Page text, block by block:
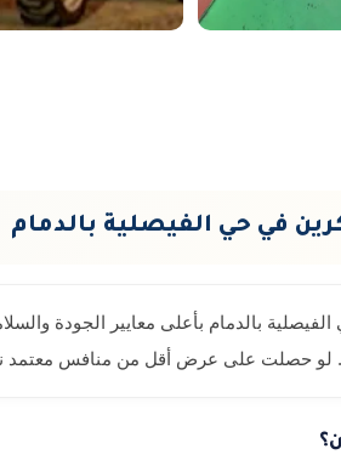
كرين في حي الفيصلية بالدمام
بالدمام بأعلى معايير الجودة
حصلت على عرض أقل من منافس معتمد